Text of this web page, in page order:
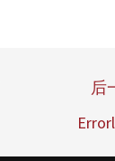
后